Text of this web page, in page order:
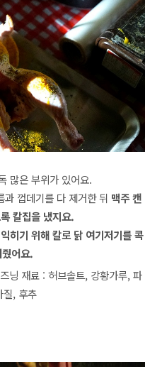
많은 부위가 있어요.
껍데기를 다 제거한 뒤 맥주 캔
칼집을 냈지요.
히기 위해 칼로 닭 여기저기를 콕
어요.
닝 재료 : 허브솔트, 강황가루, 파
질, 후추